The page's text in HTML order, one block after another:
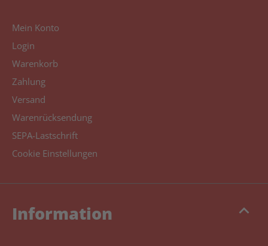
Mein Konto
Login
Warenkorb
Zahlung
Versand
Warenrücksendung
SEPA-Lastschrift
Cookie Einstellungen
keyboard_arrow_up
Information